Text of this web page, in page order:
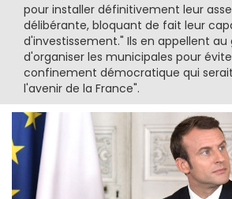
pour installer définitivement leur
délibérante, bloquant de fait leur
d'investissement." Ils en appellent
d'organiser les municipales pour
confinement démocratique qui
l'avenir de la France".